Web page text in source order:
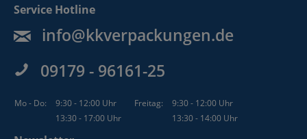
Service Hotline
info@kkverpackungen.de
09179 - 96161-25
Mo - Do: 9:30 - 12:00 Uhr Freitag:
9:30 - 12:00 Uhr
13:30 - 17:00 Uhr
13:30 - 14:00 Uhr